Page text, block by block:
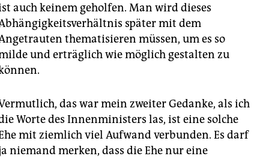
auch keinem geholfen. Man wird dieses
später mit dem
thematisieren müssen, um es so
und erträglich wie möglich gestalten zu
das war mein zweiter Gedanke, als ich
Worte des Innenministers las, ist eine solche
mit ziemlich viel Aufwand verbunden. Es darf
niemand merken, dass die Ehe nur eine